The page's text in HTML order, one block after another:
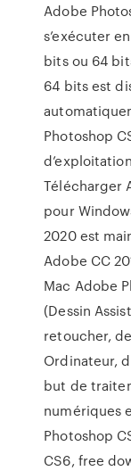
Adobe
s’exécuter
bits ou 64
64 bits est
Photoshop
Télécharger
pour
2020 est
Adobe CC
Mac Adobe
(Dessin
retoucher,
Ordinateur,
but de
numériques
Photoshop
CS6, free